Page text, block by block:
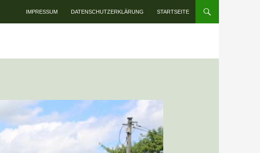
IMPRESSUM
DATENSCHUTZERKLÄRUNG STARTSEITE